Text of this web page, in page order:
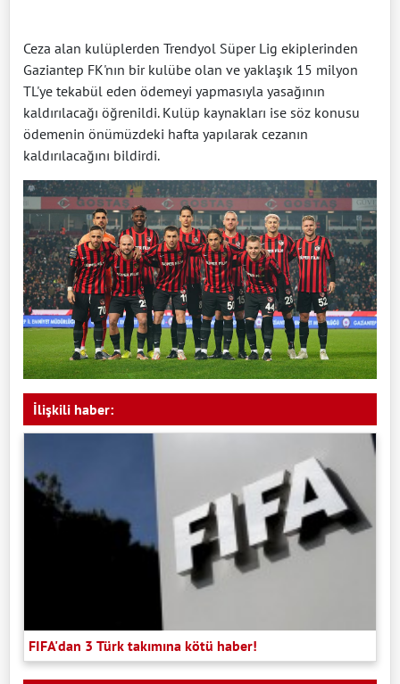
Ceza alan kulüplerden Trendyol Süper Lig ekiplerinden
Gaziantep FK'nın bir kulübe olan ve yaklaşık 15 milyon
TL'ye tekabül eden ödemeyi yapmasıyla yasağının
kaldırılacağı öğrenildi. Kulüp kaynakları ise söz konusu
ödemenin önümüzdeki hafta yapılarak cezanın
kaldırılacağını bildirdi.
İlişkili haber:
FIFA'dan 3 Türk takımına kötü haber!